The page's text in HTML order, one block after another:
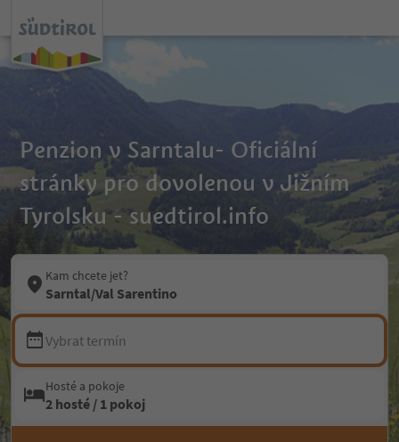
Penzion v Sarntalu- Oficiální
stránky pro dovolenou v Jižním
Tyrolsku - suedtirol.info
Kam chcete jet?
Sarntal/Val Sarentino
Vybrat termín
Hosté a pokoje
2 hosté / 1 pokoj